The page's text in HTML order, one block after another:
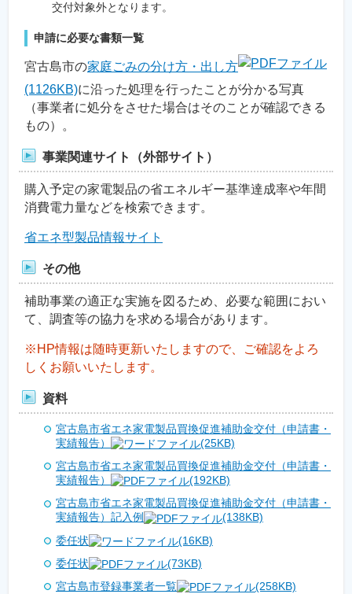
交付対象外となります。
申請に必要な書類一覧
宮古島市の家庭ごみの分け方・出し方
(1126KB)に沿った処理を行ったことが分かる写真
（事業者に処分をさせた場合はそのことが確認できる
もの）。
事業関連サイト（外部サイト）
購入予定の家電製品の省エネルギー基準達成率や年間
消費電力量などを検索できます。
省エネ型製品情報サイト
その他
補助事業の適正な実施を図るため、必要な範囲におい
て、調査等の協力を求める場合があります。
※HP情報は随時更新いたしますので、ご確認をよろ
しくお願いいたします。
資料
宮古島市省エネ家電製品買換促進補助金交付（申請書・
実績報告）
(25KB)
宮古島市省エネ家電製品買換促進補助金交付（申請書・
実績報告）
(192KB)
宮古島市省エネ家電製品買換促進補助金交付（申請書・
実績報告）記入例
(138KB)
委任状
(16KB)
委任状
(73KB)
宮古島市登録事業者一覧
(258KB)